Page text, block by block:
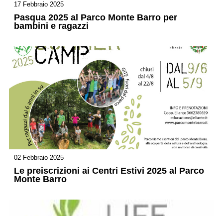
17 Febbraio 2025
Pasqua 2025 al Parco Monte Barro per
bambini e ragazzi
02 Febbraio 2025
Le preiscrizioni ai Centri Estivi 2025 al Parco
Monte Barro